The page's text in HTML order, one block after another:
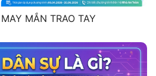
MẮN TRAO TAY